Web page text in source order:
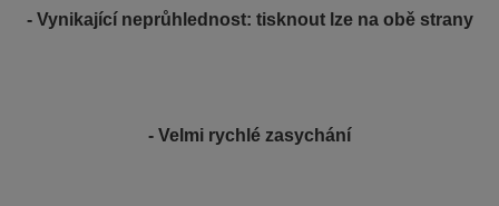
- Vynikající neprůhlednost: tisknout lze na obě strany
- Velmi rychlé zasychání